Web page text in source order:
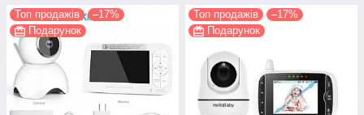
Топ продажів
–17%
Подарунок
Топ продажів
–17%
Подарунок